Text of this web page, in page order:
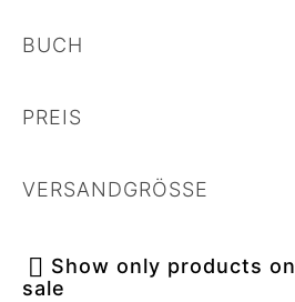
BUCH
PREIS
VERSANDGRÖSSE
Show only products on
sale